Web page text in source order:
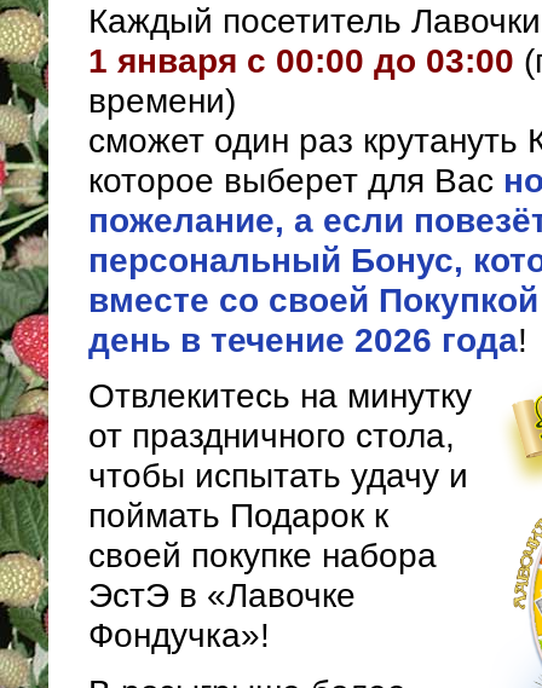
Каждый посетитель
1 января с 00:00 до 03:00
времени)
сможет один раз крутануть
которое выберет для Вас
пожелание, а если
персональный Бонус,
вместе со своей
день в течение 2026 года!
Отвлекитесь на минутку
от праздничного стола,
чтобы испытать удачу и
поймать Подарок к
своей покупке набора
ЭстЭ в «Лавочке
Фондучка»!